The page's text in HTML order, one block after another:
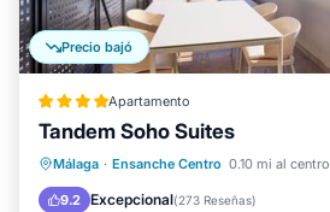
Precio bajó
Apartamento
Tandem Soho Suites
Málaga · Ensanche Centro 0.10 mi al centro
9.2 Excepcional(273 Reseñas)
Frente al mar Vista al mar
Cocina